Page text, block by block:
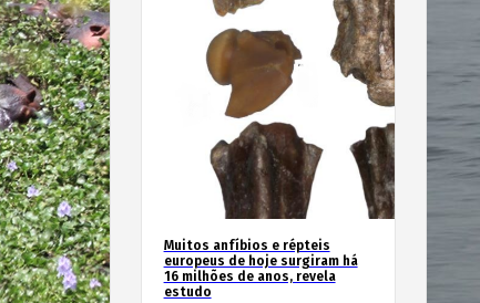
Muitos anfíbios e répteis
europeus de hoje surgiram há
16 milhões de anos, revela
estudo